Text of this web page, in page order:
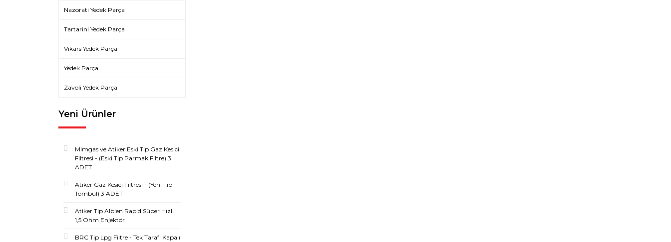
Nazorati Yedek Parça
Tartarini Yedek Parça
Vikars Yedek Parça
Yedek Parça
Zavoli Yedek Parça
Yeni Ürünler
Mimgas ve Atiker Eski Tip Gaz Kesici
Filtresi - (Eski Tip Parmak Filtre) 3
ADET
Atiker Gaz Kesici Filtresi - (Yeni Tip
Tombul) 3 ADET
Atiker Tip Albien Rapid Süper Hızlı
1,5 Ohm Enjektör
BRC Tip Lpg Filtre - Tek Tarafı Kapalı